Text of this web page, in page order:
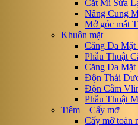
Cắt Mí Sửa
Nâng Cung
Mở góc mắt
Khuôn mặt
Căng Da
Phẫu Thuật
Căng Da Mặt
Độn Thái
Độn Cằm
Phẫu Thuật
Tiêm – Cấy mỡ
Cấy mỡ toàn